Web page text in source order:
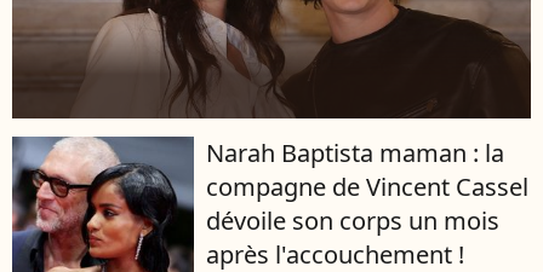
Narah Baptista maman : la
compagne de Vincent Cassel
dévoile son corps un mois
après l'accouchement !